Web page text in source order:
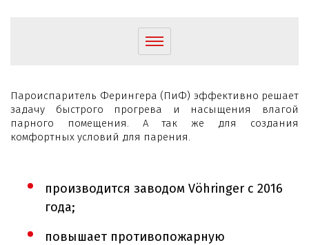
Пароиспаритель Ферингера (ПиФ) эффективно решает
задачу быстрого прогрева и насыщения влагой
парного помещения. А так же для создания
комфортных условий для парения.
производится заводом Vöhringer с 2016
года;
повышает противопожарную